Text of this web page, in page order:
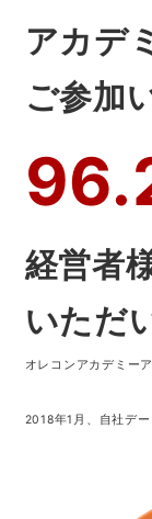
アカデ
ご参加
経営者
いただ
オレコンアカデミー
2018年1月、自社デ